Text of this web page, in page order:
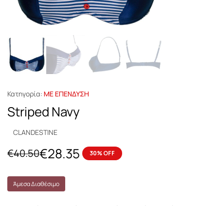
Κατηγορία: ΜΕ ΕΠΕΝΔΥΣΗ
Striped Navy
CLANDESTINE
€40.50€28.35 30% OFF
Άμεσα Διαθέσιμο